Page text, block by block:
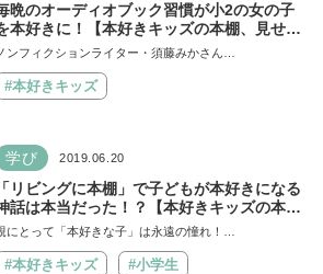
晩のオーディオブック習慣が小2の女の子
本好きに！【本好きキッズの本棚、見せて
見せて！第7回】
ンフィクションライター・須藤みかさん…
#本好きキッズ
学び 2019.06.20
「リビングに本棚」で子どもが本好きになる
話は本当だった！？【本好きキッズの本
、見せて見せて！第６回】
にとって「本好きな子」は永遠の憧れ！…
#本好きキッズ #小学生